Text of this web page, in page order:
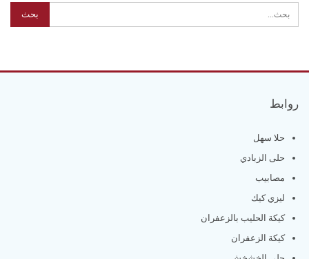
روابط
حلا سهل
حلى الزبادي
مصابيب
ليزي كيك
كيكة الحليب بالزعفران
كيكة الزعفران